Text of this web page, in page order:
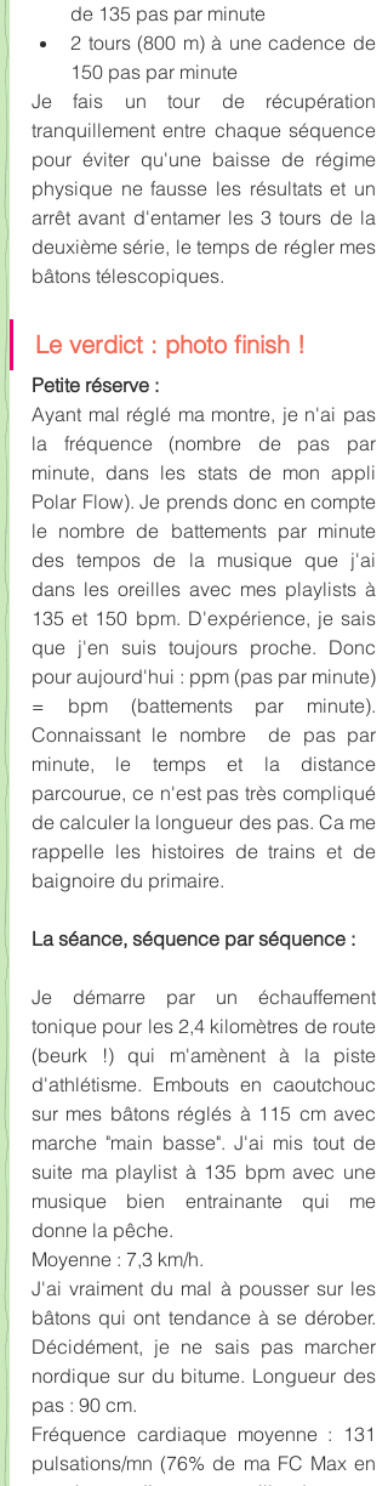
de 135 pas par minute
2 tours (800 m) à une cadence de
150 pas par minute
Je fais un tour de récupération
tranquillement entre chaque séquence
pour éviter qu'une baisse de régime
physique ne fausse les résultats et un
arrêt avant d'entamer les 3 tours de la
deuxième série, le temps de régler mes
bâtons télescopiques.
Le verdict : photo finish !
Petite réserve :
Ayant mal réglé ma montre, je n'ai pas
la fréquence (nombre de pas par
minute, dans les stats de mon appli
Polar Flow). Je prends donc en compte
le nombre de battements par minute
des tempos de la musique que j'ai
dans les oreilles avec mes playlists à
135 et 150 bpm. D'expérience, je sais
que j'en suis toujours proche. Donc
pour aujourd'hui : ppm (pas par minute)
= bpm (battements par minute).
Connaissant le nombre  de pas par
minute, le temps et la distance
parcourue, ce n'est pas très compliqué
de calculer la longueur des pas. Ca me
rappelle les histoires de trains et de
baignoire du primaire.
La séance, séquence par séquence :
Je démarre par un échauffement
tonique pour les 2,4 kilomètres de route
(beurk !) qui m'amènent à la piste
d'athlétisme. Embouts en caoutchouc
sur mes bâtons réglés à 115 cm avec
marche "main basse". J'ai mis tout de
suite ma playlist à 135 bpm avec une
musique bien entrainante qui me
donne la pêche.
Moyenne : 7,3 km/h.
J'ai vraiment du mal à pousser sur les
bâtons qui ont tendance à se dérober.
Décidément, je ne sais pas marcher
nordique sur du bitume. Longueur des
pas : 90 cm.
Fréquence cardiaque moyenne : 131
pulsations/mn (76% de ma FC Max en